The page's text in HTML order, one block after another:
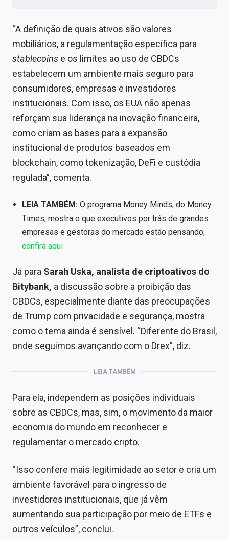
“A definição de quais ativos são valores
mobiliários, a regulamentação específica para
stablecoins e os limites ao uso de CBDCs
estabelecem um ambiente mais seguro para
consumidores, empresas e investidores
institucionais. Com isso, os EUA não apenas
reforçam sua liderança na inovação financeira,
como criam as bases para a expansão
institucional de produtos baseados em
blockchain, como tokenização, DeFi e custódia
regulada”, comenta.
LEIA TAMBÉM:O programa Money Minds, do Money
Times, mostra o que executivos por trás de grandes
empresas e gestoras do mercado estão pensando;
confira aqui
Já para Sarah Uska, analista de criptoativos do
Bitybank, a discussão sobre a proibição das
CBDCs, especialmente diante das preocupações
de Trump com privacidade e segurança, mostra
como o tema ainda é sensível. “Diferente do Brasil,
onde seguimos avançando com o Drex”, diz.
LEIA TAMBÉM
Para ela, independem as posições individuais
sobre as CBDCs, mas, sim, o movimento da maior
economia do mundo em reconhecer e
regulamentar o mercado cripto.
“Isso confere mais legitimidade ao setor e cria um
ambiente favorável para o ingresso de
investidores institucionais, que já vêm
aumentando sua participação por meio de ETFs e
outros veículos”, conclui.